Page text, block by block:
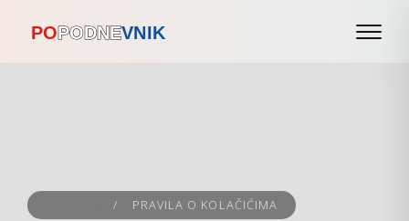
/ PRAVILA O KOLAČIĆIMA